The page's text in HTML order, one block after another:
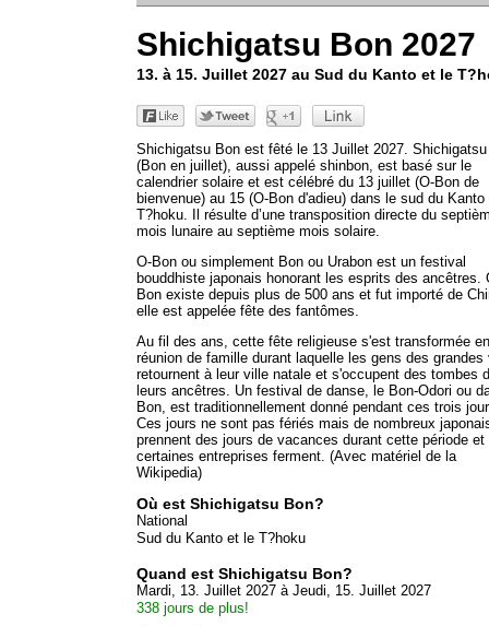
Shichigatsu Bon 2027
13. à 15. Juillet 2027 au Sud du Kanto et le
Shichigatsu Bon est fêté le 13 Juillet 2027.
(Bon en juillet), aussi appelé shinbon, est basé sur le
calendrier solaire et est célébré du 13 juillet (O-Bon de
bienvenue) au 15 (O-Bon d'adieu) dans le sud du Kanto
T?hoku. Il résulte d’une transposition directe du
mois lunaire au septième mois solaire.
O-Bon ou simplement Bon ou Urabon est un festival
bouddhiste japonais honorant les esprits des ancêtres.
Bon existe depuis plus de 500 ans et fut importé de
elle est appelée fête des fantômes.
Au fil des ans, cette fête religieuse s'est transformée en
réunion de famille durant laquelle les gens des grandes
retournent à leur ville natale et s'occupent des tombes
leurs ancêtres. Un festival de danse, le Bon-Odori ou
Bon, est traditionnellement donné pendant ces trois
Ces jours ne sont pas fériés mais de nombreux
prennent des jours de vacances durant cette période et
certaines entreprises ferment. (Avec matériel de la
Wikipedia)
Où est Shichigatsu Bon?
National
Sud du Kanto et le T?hoku
Quand est Shichigatsu Bon?
Mardi, 13. Juillet 2027 à Jeudi, 15. Juillet 2027
338 jours de plus!